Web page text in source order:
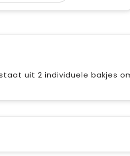
uit 2 individuele bakjes